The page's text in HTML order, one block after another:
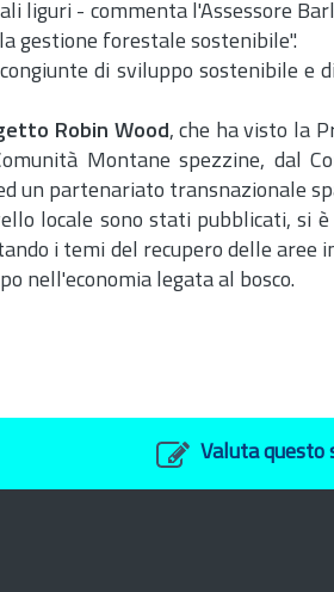
liguri - commenta l'Assessore
gestione forestale sostenibile".
di sviluppo sostenibile e
Robin Wood, che ha visto la
Montane spezzine, dal
un partenariato transnazionale
locale sono stati pubblicati, si
i temi del recupero delle aree
nell'economia legata al bosco.
Valuta questo